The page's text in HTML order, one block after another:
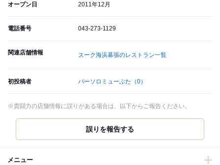
オープン日 2011年12月
電話番号 043-273-1129
関連店舗情報 スーク海浜幕張のレストラン一覧
初投稿者 バーソロミューぶた （0）
※貴闘力の店舗情報に誤りがある場合は、以下からご報告ください。
誤りを報告する
メニュー